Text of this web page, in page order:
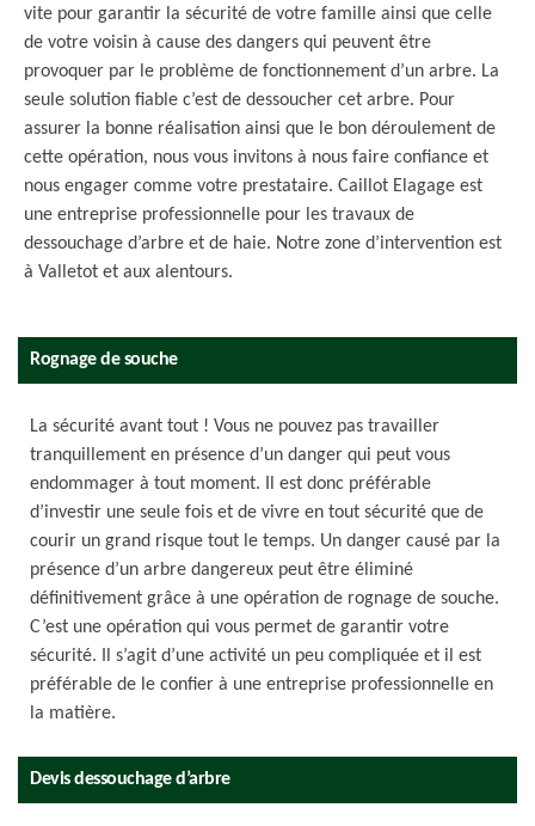
vite pour garantir la sécurité de votre famille ainsi que celle
de votre voisin à cause des dangers qui peuvent être
provoquer par le problème de fonctionnement d’un arbre. La
seule solution fiable c’est de dessoucher cet arbre. Pour
assurer la bonne réalisation ainsi que le bon déroulement de
cette opération, nous vous invitons à nous faire confiance et
nous engager comme votre prestataire. Caillot Elagage est
une entreprise professionnelle pour les travaux de
dessouchage d’arbre et de haie. Notre zone d’intervention est
à Valletot et aux alentours.
Rognage de souche
La sécurité avant tout ! Vous ne pouvez pas travailler
tranquillement en présence d’un danger qui peut vous
endommager à tout moment. Il est donc préférable
d’investir une seule fois et de vivre en tout sécurité que de
courir un grand risque tout le temps. Un danger causé par la
présence d’un arbre dangereux peut être éliminé
définitivement grâce à une opération de rognage de souche.
C’est une opération qui vous permet de garantir votre
sécurité. Il s’agit d’une activité un peu compliquée et il est
préférable de le confier à une entreprise professionnelle en
la matière.
Devis dessouchage d’arbre